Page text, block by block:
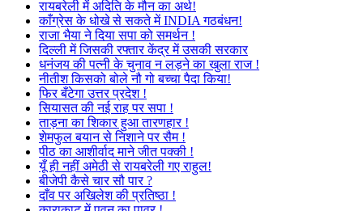
रायबरेली में अदिति के मौन का अर्थ!
काँग्रेस के धोखे से सकते में INDIA गठबंधन!
राजा भैया ने दिया सपा को समर्थन !
दिल्ली में जिसकी रफ्तार केंद्र में उसकी सरकार
धनंजय की पत्नी के चुनाव न लड़ने का खुला राज !
नीतीश किसको बोले नौ गो बच्चा पैदा किया!
फिर बँटेगा उत्तर प्रदेश !
सियासत की नई राह पर सपा !
ताड़ना का शिकार हुआ तारणहार !
शेमफुल बयान से निशाने पर सैम !
पीठ का आशीर्वाद माने जीत पक्की !
यूँ ही नहीं अमेठी से रायबरेली गए राहुल!
बीजेपी कैसे चार सौ पार ?
दाँव पर अखिलेश की प्रतिष्ठा !